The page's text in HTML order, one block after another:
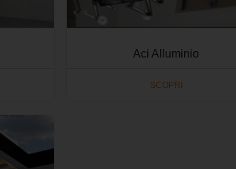
Aci Alluminio
SCOPRI